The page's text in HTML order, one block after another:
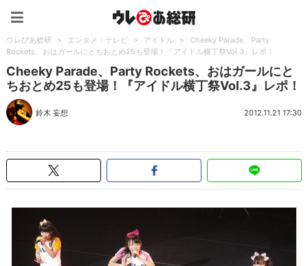
ウレぴあ総研 > エンタメ・テレビ > アイドル >
Cheeky Parade、Party
Rockets、おはガールにとちおとめ25も登場！『アイドル横丁祭Vol.3』レポ！
Cheeky Parade、Party Rockets、おはガールにと
ちおとめ25も登場！『アイドル横丁祭Vol.3』レポ！
鈴木 妄想 2012.11.21 17:30